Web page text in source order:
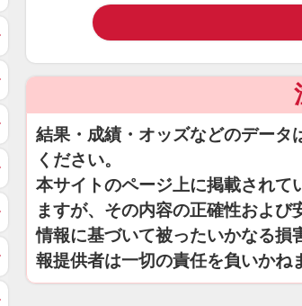
結果・成績・オッズなどのデータ
ください。
本サイトのページ上に掲載されて
ますが、その内容の正確性およ
情報に基づいて被ったいかなる損
報提供者は一切の責任を負いかね